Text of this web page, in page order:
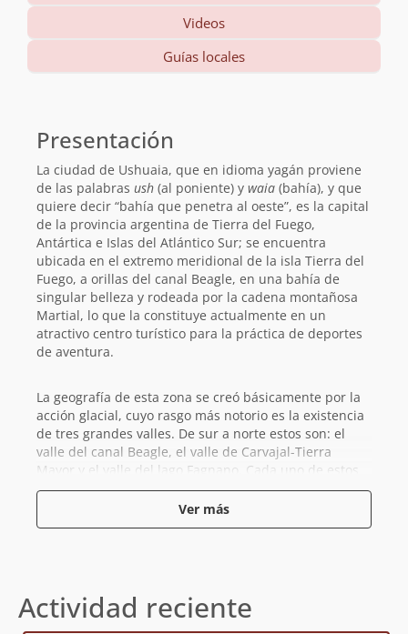
Videos
Guías locales
básica
Presentación
La ciudad de Ushuaia, que en idioma yagán proviene
de las palabras ush (al poniente) y waia (bahía), y que
quiere decir “bahía que penetra al oeste”, es la capital
de la provincia argentina de Tierra del Fuego,
Antártica e Islas del Atlántico Sur; se encuentra
ubicada en el extremo meridional de la isla Tierra del
Fuego, a orillas del canal Beagle, en una bahía de
singular belleza y rodeada por la cadena montañosa
Martial, lo que la constituye actualmente en un
atractivo centro turístico para la práctica de deportes
de aventura.
La geografía de esta zona se creó básicamente por la
acción glacial, cuyo rasgo más notorio es la existencia
de tres grandes valles. De sur a norte estos son: el
valle del canal Beagle, el valle de Carvajal-Tierra
Mayor y el valle del lago Fagnano. Cada uno de estos
valles es separado del otro por dos sierras: los montes
Martial y Sorondo, al norte del Beagle; y las sierras
Alvear y Valdivieso, entre el lago Fagnano y el valle
atractivas montañas, como son los cerros Bridges,
Ver más
Actividad reciente